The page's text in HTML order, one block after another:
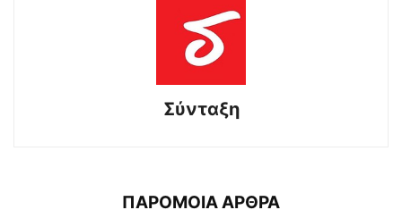
Σύνταξη
ΠΑΡΟΜΟΙΑ ΑΡΘΡΑ